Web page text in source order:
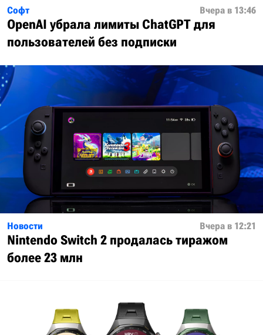
Софт Вчера в 13:46
OpenAI убрала лимиты ChatGPT для
пользователей без подписки
Новости Вчера в 12:21
Nintendo Switch 2 продалась тиражом
более 23 млн